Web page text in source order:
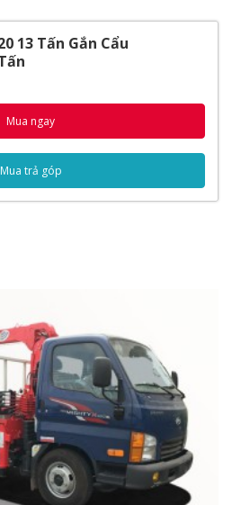
tải Hyundai HD320 Gắn
học với vẻ ngoài rất mạnh
sự tinh tế ở từng góc
13 Tấn Gắn Cẩu
Mua ngay
Mua trả góp